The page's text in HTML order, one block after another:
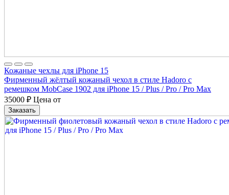
Кожаные чехлы для iPhone 15
Фирменный жёлтый кожаный чехол в стиле Hadoro с
ремешком MobCase 1902 для iPhone 15 / Plus / Pro / Pro Max
35000 ₽ Цена от
Заказать